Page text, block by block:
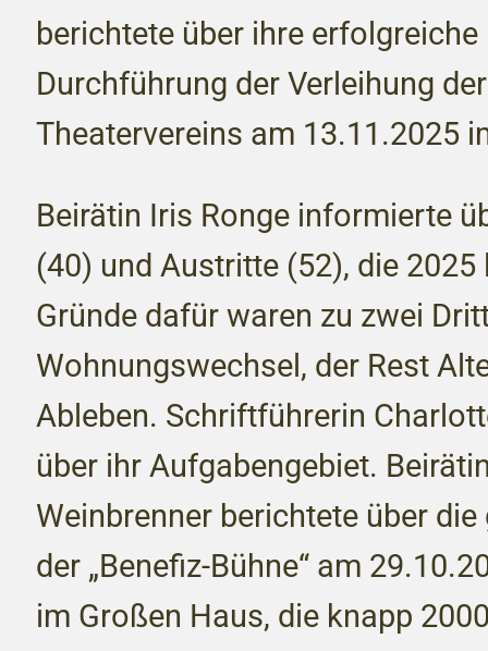
berichtete über ihre
Durchführung der Verleihung
Theatervereins am 13.11.2025
Beirätin Iris Ronge informierte
(40) und Austritte (52), die
Gründe dafür waren zu zwei
Wohnungswechsel, der Rest
Ableben. Schriftführerin
über ihr Aufgabengebiet.
Weinbrenner berichtete über
der „Benefiz-Bühne“ am
im Großen Haus, die knapp